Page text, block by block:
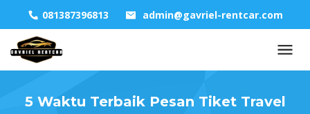
content
081387396813 admin@gavriel-rentcar.com
5 Waktu Terbaik Pesan Tiket Travel